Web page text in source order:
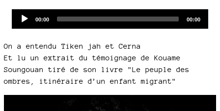
Current
00:00
Total
00:00
On a entendu Tiken jah et Cerna
Et lu un extrait du témoignage de Kouame
Soungouan tiré de son livre "Le peuple des
ombres, itinéraire d’un enfant migrant"